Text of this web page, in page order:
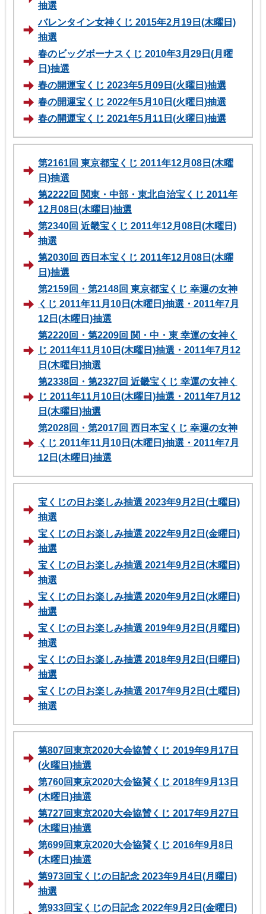
抽選
バレンタイン女神くじ 2015年2月19日(木曜日)
抽選
春のビッグボーナスくじ 2010年3月29日(月曜
日)抽選
春の開運宝くじ 2023年5月09日(火曜日)抽選
春の開運宝くじ 2022年5月10日(火曜日)抽選
春の開運宝くじ 2021年5月11日(火曜日)抽選
第2161回 東京都宝くじ 2011年12月08日(木曜
日)抽選
第2222回 関東・中部・東北自治宝くじ 2011年
12月08日(木曜日)抽選
第2340回 近畿宝くじ 2011年12月08日(木曜日)
抽選
第2030回 西日本宝くじ 2011年12月08日(木曜
日)抽選
第2159回・第2148回 東京都宝くじ 幸運の女神
くじ 2011年11月10日(木曜日)抽選・2011年7月
12日(木曜日)抽選
第2220回・第2209回 関・中・東 幸運の女神く
じ 2011年11月10日(木曜日)抽選・2011年7月12
日(木曜日)抽選
第2338回・第2327回 近畿宝くじ 幸運の女神く
じ 2011年11月10日(木曜日)抽選・2011年7月12
日(木曜日)抽選
第2028回・第2017回 西日本宝くじ 幸運の女神
くじ 2011年11月10日(木曜日)抽選・2011年7月
12日(木曜日)抽選
宝くじの日お楽しみ抽選 2023年9月2日(土曜日)
抽選
宝くじの日お楽しみ抽選 2022年9月2日(金曜日)
抽選
宝くじの日お楽しみ抽選 2021年9月2日(木曜日)
抽選
宝くじの日お楽しみ抽選 2020年9月2日(水曜日)
抽選
宝くじの日お楽しみ抽選 2019年9月2日(月曜日)
抽選
宝くじの日お楽しみ抽選 2018年9月2日(日曜日)
抽選
宝くじの日お楽しみ抽選 2017年9月2日(土曜日)
抽選
第807回東京2020大会協賛くじ 2019年9月17日
(火曜日)抽選
第760回東京2020大会協賛くじ 2018年9月13日
(木曜日)抽選
第727回東京2020大会協賛くじ 2017年9月27日
(木曜日)抽選
第699回東京2020大会協賛くじ 2016年9月8日
(木曜日)抽選
第973回宝くじの日記念 2023年9月4日(月曜日)
抽選
第933回宝くじの日記念 2022年9月2日(金曜日)